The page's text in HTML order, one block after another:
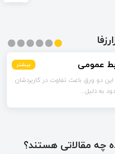
عمومی بیشتر
دو ورق باعث تفاوت در کاربردشان
به دلیل...
بیشتر
بیشتر
بیشتر
بیشتر
بیشتر
چه مقالاتی هستند؟